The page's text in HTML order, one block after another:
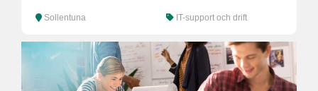
Sollentuna IT-support och drift